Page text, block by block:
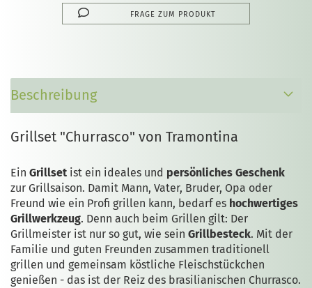
FRAGE ZUM PRODUKT
Beschreibung
Grillset "Churrasco" von Tramontina
Ein Grillset ist ein ideales und persönliches Geschenk
zur Grillsaison. Damit Mann, Vater, Bruder, Opa oder
Freund wie ein Profi grillen kann, bedarf es hochwertiges
Grillwerkzeug. Denn auch beim Grillen gilt: Der
Grillmeister ist nur so gut, wie sein Grillbesteck. Mit der
Familie und guten Freunden zusammen traditionell
grillen und gemeinsam köstliche Fleischstückchen
genießen - das ist der Reiz des brasilianischen Churrasco.